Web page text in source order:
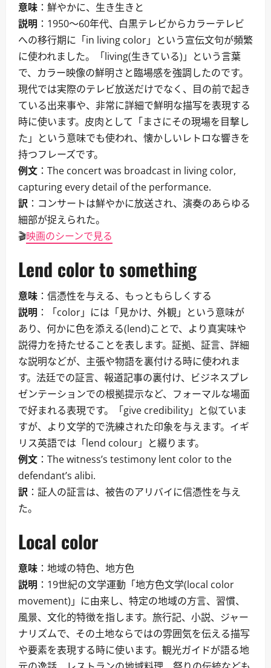
意味 ：鮮やかに、生き生きと
説明 ：1950〜60年代、白黒テレビからカラーテレビ
への移行期に「in living color」という宣伝文句が頻繁
に使われました。「living(生きている)」という言葉
で、カラー映像の鮮明さと臨場感を強調したのです。
現代では実際のテレビ放送だけでなく、目の前で起き
ている出来事や、非常に詳細で鮮明な描写を表現する
時に使います。皮肉として「まさにその現場を目撃し
た」という意味でも使われ、懐かしいレトロな響きを
持つフレーズです。
例文 ：The concert was broadcast in living color,
capturing every detail of the performance.
訳 ：コンサートは鮮やかに放送され、演奏のあらゆる
細部が捉えられた。
🎬映画のシーンで見る
Lend color to something
意味 ：信憑性を与える、もっともらしくする
説明 ：「color」には「見かけ、外観」という意味が
あり、何かに色を添える(lend)ことで、より真実味や
説得力を持たせることを表します。証拠、証言、詳細
な説明などが、主張や物語を裏付ける時に使われま
す。法廷での証言、報道記事の裏付け、ビジネスプレ
ゼンテーションでの根拠提示など、フォーマルな場面
で好まれる表現です。「give credibility」と似ていま
すが、より文学的で洗練された印象を与えます。イギ
リス英語では「lend colour」と綴ります。
例文 ：The witness’s testimony lent color to the
defendant’s alibi.
訳 ：証人の証言は、被告のアリバイに信憑性を与え
た。
Local color
意味 ：地域の特色、地方色
説明 ：19世紀の文学運動「地方色文学(local color
movement)」に由来し、特定の地域の方言、習慣、
風景、文化的特徴を指します。旅行記、小説、ジャー
ナリズムで、その土地ならではの雰囲気を伝える描写
や要素を表現する時に使います。観光ガイドが語る地